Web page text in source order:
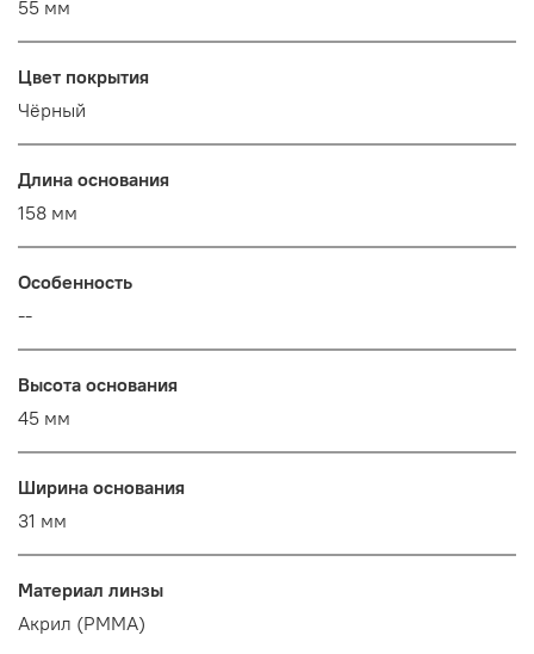
55 мм
Цвет покрытия
Чёрный
Длина основания
158 мм
Особенность
--
Высота основания
45 мм
Ширина основания
31 мм
Материал линзы
Акрил (PMMA)